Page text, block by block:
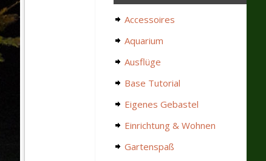
Accessoires
Aquarium
Ausflüge
Base Tutorial
Eigenes Gebastel
Einrichtung & Wohnen
Gartenspaß